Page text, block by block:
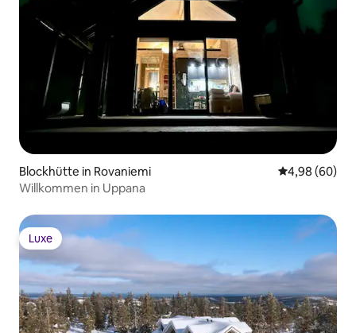
Blockhütte in Rovaniemi
4,98 (60)
Willkommen in Uppana
Luxe
Luxe